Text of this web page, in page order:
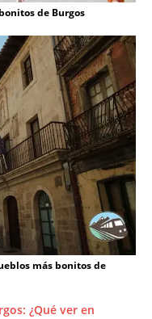
de Burgos
más bonitos de
¿Qué ver en